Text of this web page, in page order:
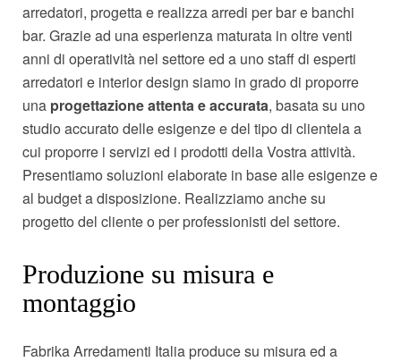
arredatori, progetta e realizza arredi per bar e banchi
bar. Grazie ad una esperienza maturata in oltre venti
anni di operatività nel settore ed a uno staff di esperti
arredatori e interior design siamo in grado di proporre
una progettazione attenta e accurata, basata su uno
studio accurato delle esigenze e del tipo di clientela a
cui proporre i servizi ed i prodotti della Vostra attività.
Presentiamo soluzioni elaborate in base alle esigenze e
al budget a disposizione. Realizziamo anche su
progetto del cliente o per professionisti del settore.
Produzione su misura e
montaggio
Fabrika Arredamenti Italia produce su misura ed a